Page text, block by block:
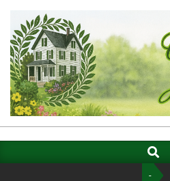
content
CASA
E
Navigation
Search
-